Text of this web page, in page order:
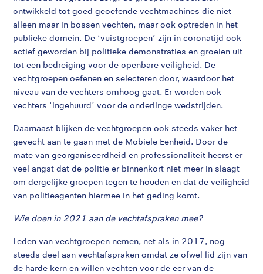
ontwikkeld tot goed geoefende vechtmachines die niet
alleen maar in bossen vechten, maar ook optreden in het
publieke domein. De ‘vuistgroepen’ zijn in coronatijd ook
actief geworden bij politieke demonstraties en groeien uit
tot een bedreiging voor de openbare veiligheid. De
vechtgroepen oefenen en selecteren door, waardoor het
niveau van de vechters omhoog gaat. Er worden ook
vechters ‘ingehuurd’ voor de onderlinge wedstrijden.
Daarnaast blijken de vechtgroepen ook steeds vaker het
gevecht aan te gaan met de Mobiele Eenheid. Door de
mate van georganiseerdheid en professionaliteit heerst er
veel angst dat de politie er binnenkort niet meer in slaagt
om dergelijke groepen tegen te houden en dat de veiligheid
van politieagenten hiermee in het geding komt.
Wie doen in 2021 aan de vechtafspraken mee?
Leden van vechtgroepen nemen, net als in 2017, nog
steeds deel aan vechtafspraken omdat ze ofwel lid zijn van
de harde kern en willen vechten voor de eer van de